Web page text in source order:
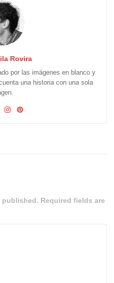
Rovira
por las imágenes en blanco y
una historia con una sola
Required fields are